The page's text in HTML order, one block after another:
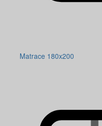
Matrace 180x200